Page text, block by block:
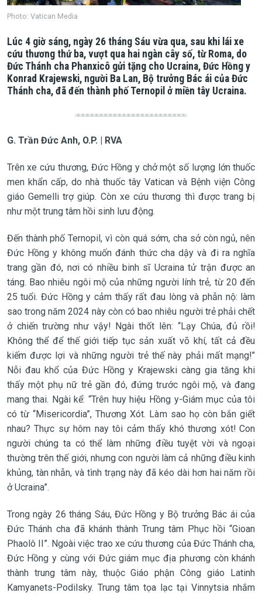
Photo: Vatican Media
Lúc 4 giờ sáng, ngày 26 tháng Sáu vừa qua, sau khi lái xe
cứu thương thứ ba, vượt qua hai ngàn cây số, từ Roma, do
Đức Thánh cha Phanxicô gửi tặng cho Ucraina, Đức Hồng y
Konrad Krajewski, người Ba Lan, Bộ trưởng Bác ái của Đức
Thánh cha, đã đến thành phố Ternopil ở miền tây Ucraina.
G. Trần Đức Anh, O.P. | RVA
Trên xe cứu thương, Đức Hồng y chở một số lượng lớn thuốc
men khẩn cấp, do nhà thuốc tây Vatican và Bệnh viện Công
giáo Gemelli trợ giúp. Còn xe cứu thương thì được trang bị
như một trung tâm hồi sinh lưu động.
Đến thành phố Ternopil, vì còn quá sớm, cha sở còn ngủ, nên
Đức Hồng y không muốn đánh thức cha dậy và đi ra nghĩa
trang gần đó, nơi có nhiều binh sĩ Ucraina tử trận được an
táng. Bao nhiêu ngôi mộ của những người lính trẻ, từ 20 đến
25 tuổi. Đức Hồng y cảm thấy rất đau lòng và phẫn nộ: làm
sao trong năm 2024 này còn có bao nhiêu người trẻ phải chết
ở chiến trường như vậy! Ngài thốt lên: “Lạy Chúa, đủ rồi!
Không thể để thế giới tiếp tục sản xuất võ khí, tất cả đều
kiếm được lợi và những người trẻ thế này phải mất mạng!”
Nỗi đau khổ của Đức Hồng y Krajewski càng gia tăng khi
thấy một phụ nữ trẻ gần đó, đứng trước ngôi mộ, và đang
mang thai. Ngài kể: “Trên huy hiệu Hồng y-Giám mục của tôi
có từ “Misericordia”, Thương Xót. Làm sao họ còn bắn giết
nhau? Thực sự hôm nay tôi cảm thấy khó thương xót! Con
người chúng ta có thể làm những điều tuyệt vời và ngoại
thường trên thế giới, nhưng con người làm cả những điều kinh
khủng, tàn nhẫn, và tình trạng này đã kéo dài hơn hai năm rồi
ở Ucraina”.
Trong ngày 26 tháng Sáu, Đức Hồng y Bộ trưởng Bác ái của
Đức Thánh cha đã khánh thành Trung tâm Phục hồi “Gioan
Phaolô II”. Ngoài việc trao xe cứu thương của Đức Thánh cha,
Đức Hồng y cùng với Đức giám mục địa phương còn khánh
thành trung tâm này, thuộc Giáo phận Công giáo Latinh
Kamyanets-Podilsky. Trung tâm tọa lạc tại Vinnytsia nhắm